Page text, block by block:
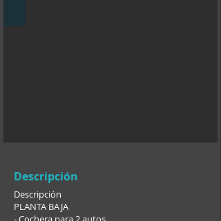
Descripción
Descripción
PLANTA BAJA